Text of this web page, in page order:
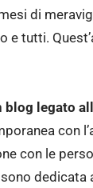
di
tutti.
blog legato
con
con le